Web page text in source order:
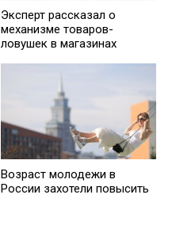
Эксперт рассказал о
механизме товаров-
ловушек в магазинах
Возраст молодежи в
России захотели повысить